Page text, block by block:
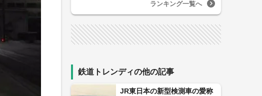
ランキング一覧へ
鉄道トレンディの他の記事
JR東日本の新型検測車の愛称